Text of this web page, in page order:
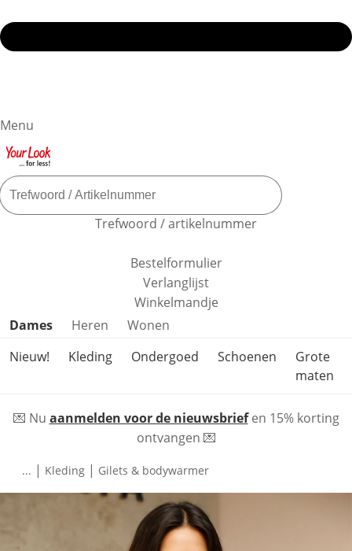
Menu
Trefwoord / artikelnummer
Bestelformulier
Verlanglijst
Winkelmandje
Productcategorieën overslaan
Dames Heren
Wonen
Nieuw!
Kleding Ondergoed Schoenen
Grote
maten
💌 Nu aanmelden voor de nieuwsbriefen 15% korting
ontvangen 💌
... | Kleding | Gilets & bodywarmer